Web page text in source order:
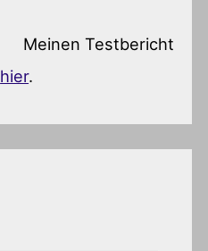
Meinen Testbericht
hier.